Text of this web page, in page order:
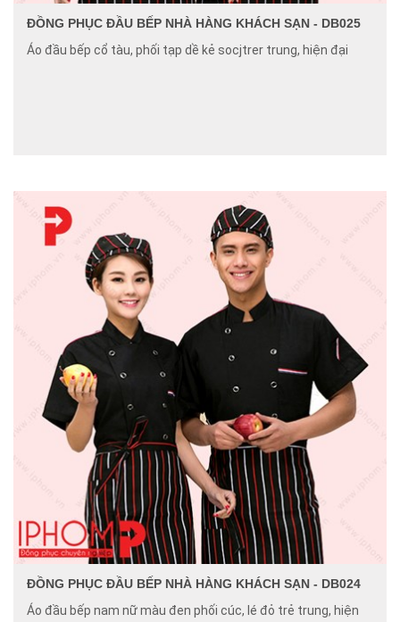
ĐỒNG PHỤC ĐẦU BẾP NHÀ HÀNG KHÁCH SẠN - DB025
Áo đầu bếp cổ tàu, phối tạp dề kẻ socjtrer trung, hiện đại
ĐỒNG PHỤC ĐẦU BẾP NHÀ HÀNG KHÁCH SẠN - DB024
Áo đầu bếp nam nữ màu đen phối cúc, lé đỏ trẻ trung, hiện